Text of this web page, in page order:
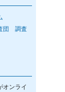
団 調査
オンライ